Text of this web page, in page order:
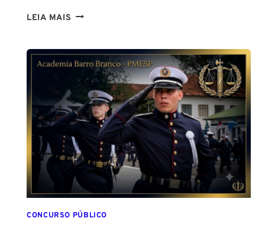
LEIA MAIS TENHO
SER
POLICIAL?
DESCUBRA
AS
NOVAS
REGRAS!
ALTURA
MÍNIMA
PARA
CONCURSO
POLICIAL:
CONCURSO PÚBLICO